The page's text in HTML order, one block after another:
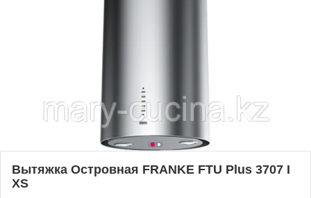
Вытяжка Островная FRANKE FTU Plus 3707 I
XS